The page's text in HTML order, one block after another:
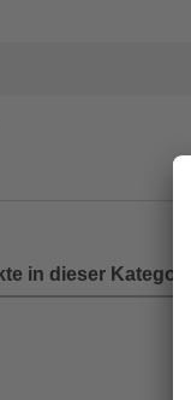
in dieser Kategorie